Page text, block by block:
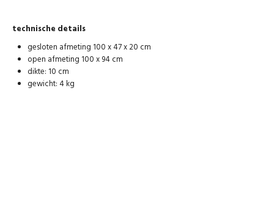
technische details
gesloten afmeting 100 x 47 x 20 cm
open afmeting 100 x 94 cm
dikte: 10 cm
gewicht: 4 kg